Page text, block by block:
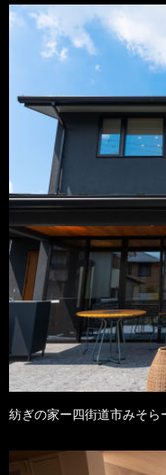
紡ぎの家ー四街道市みそら